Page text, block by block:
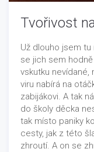
Tvořivost
Už dlouho jsem tu
se jich sem
vskutku
viru nabírá na
zabijákovi. A tak
do školy děcka
tak místo paniky
cesty, jak z této
zhroutí. A on se